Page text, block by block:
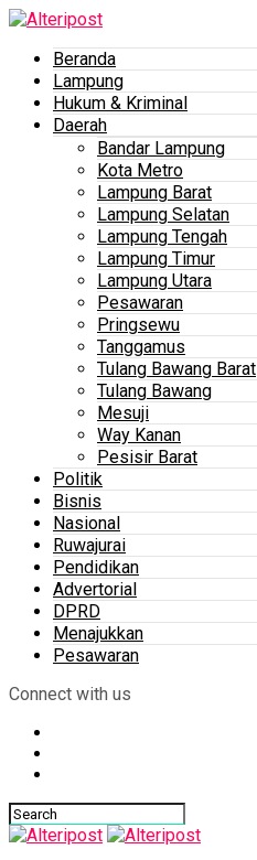
Beranda
Lampung
Hukum & Kriminal
Daerah
Bandar Lampung
Kota Metro
Lampung Barat
Lampung Selatan
Lampung Tengah
Lampung Timur
Lampung Utara
Pesawaran
Pringsewu
Tanggamus
Tulang Bawang Barat
Tulang Bawang
Mesuji
Way Kanan
Pesisir Barat
Politik
Bisnis
Nasional
Ruwajurai
Pendidikan
Advertorial
DPRD
Menajukkan
Pesawaran
Connect with us